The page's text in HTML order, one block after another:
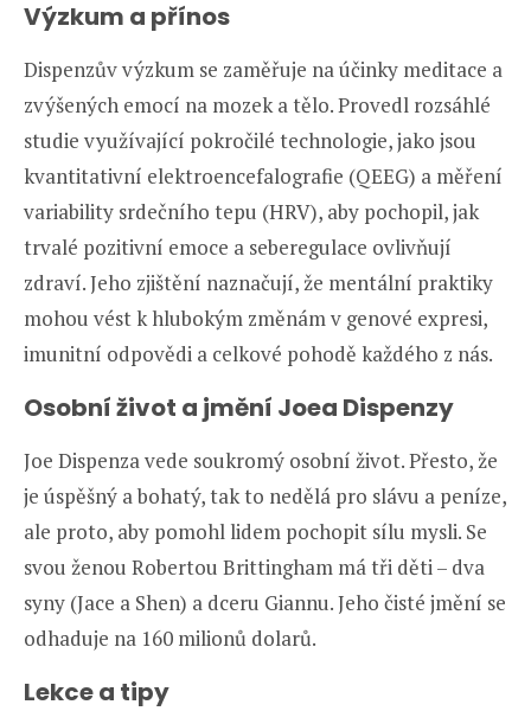
Výzkum a přínos
Dispenzův výzkum se zaměřuje na účinky meditace a
zvýšených emocí na mozek a tělo. Provedl rozsáhlé
studie využívající pokročilé technologie, jako jsou
kvantitativní elektroencefalografie (QEEG) a měření
variability srdečního tepu (HRV), aby pochopil, jak
trvalé pozitivní emoce a seberegulace ovlivňují
zdraví. Jeho zjištění naznačují, že mentální praktiky
mohou vést k hlubokým změnám v genové expresi,
imunitní odpovědi a celkové pohodě každého z nás.
Osobní život a jmění Joea Dispenzy
Joe Dispenza vede soukromý osobní život. Přesto, že
je úspěšný a bohatý, tak to nedělá pro slávu a peníze,
ale proto, aby pomohl lidem pochopit sílu mysli. Se
svou ženou Robertou Brittingham má tři děti – dva
syny (Jace a Shen) a dceru Giannu. Jeho čisté jmění se
odhaduje na 160 milionů dolarů.
Lekce a tipy